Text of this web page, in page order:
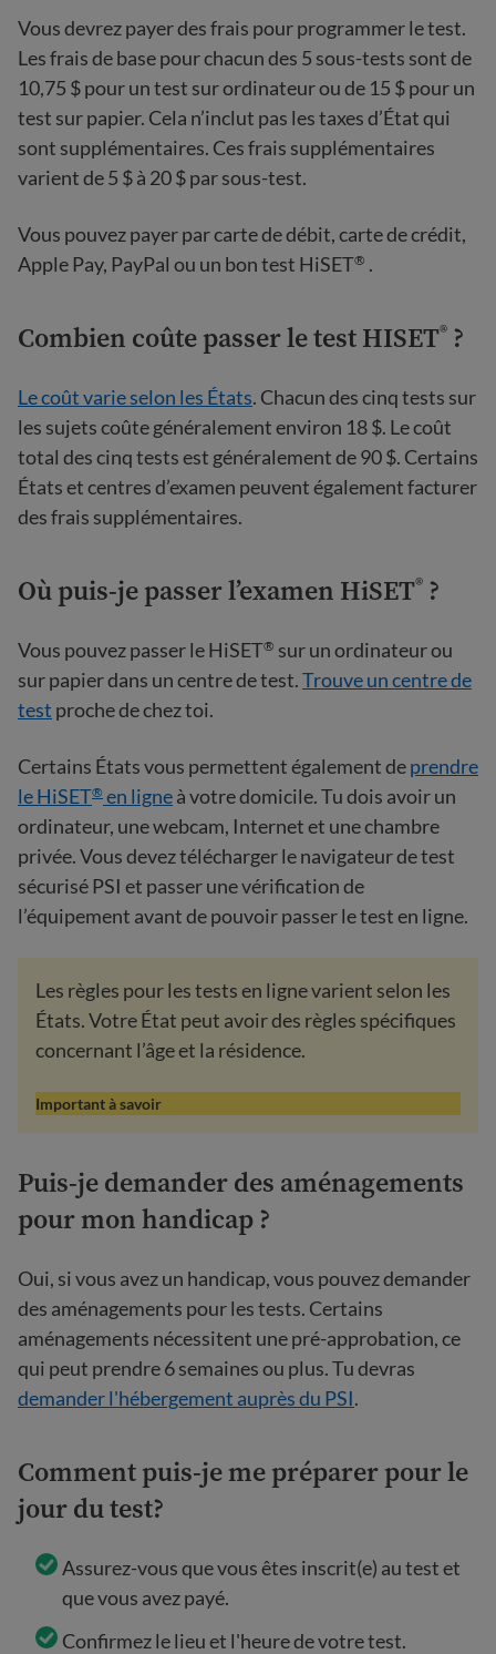
Vous devrez payer des frais pour programmer le test.
Les frais de base pour chacun des 5 sous-tests sont de
10,75 $ pour un test sur ordinateur ou de 15 $ pour un
test sur papier. Cela n’inclut pas les taxes d’État qui
sont supplémentaires. Ces frais supplémentaires
varient de 5 $ à 20 $ par sous-test.
Vous pouvez payer par carte de débit, carte de crédit,
Apple Pay, PayPal ou un bon test HiSET® .
Combien coûte passer le test HISET® ?
Le coût varie selon les États. Chacun des cinq tests sur
les sujets coûte généralement environ 18 $. Le coût
total des cinq tests est généralement de 90 $. Certains
États et centres d’examen peuvent également facturer
des frais supplémentaires.
Où puis-je passer l’examen HiSET® ?
Vous pouvez passer le HiSET® sur un ordinateur ou
sur papier dans un centre de test.Trouve un centre de
test proche de chez toi.
Certains États vous permettent également deprendre
le HiSET® en ligneà votre domicile. Tu dois avoir un
ordinateur, une webcam, Internet et une chambre
privée. Vous devez télécharger le navigateur de test
sécurisé PSI et passer une vérification de
l’équipement avant de pouvoir passer le test en ligne.
Les règles pour les tests en ligne varient selon les
États. Votre État peut avoir des règles spécifiques
concernant l’âge et la résidence.
Important à savoir
Puis-je demander des aménagements
pour mon handicap ?
Oui, si vous avez un handicap, vous pouvez demander
des aménagements pour les tests. Certains
aménagements nécessitent une pré-approbation, ce
qui peut prendre 6 semaines ou plus. Tu devras
demander l'hébergement auprès du PSI.
Comment puis-je me préparer pour le
jour du test?
Assurez-vous que vous êtes inscrit(e) au test et
que vous avez payé.
Confirmez le lieu et l'heure de votre test.